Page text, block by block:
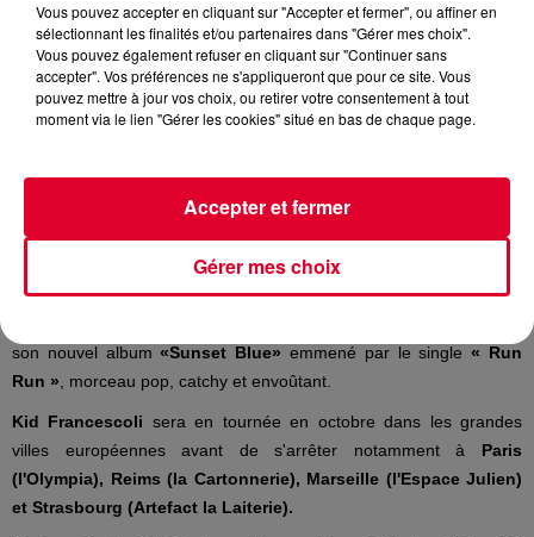
Kid Francescoli
Crédit :
Kid Francescoli
Antoine Badueldans son émission
son nouvel album«Sunset Blue» emmené par le single« Run
Run », morceau pop, catchy et envoûtant.
Kid Francescoli sera en tournée en octobre dans les grandes
villes européennes avant de s'arrêter notamment à Paris
(l'Olympia), Reims (la Cartonnerie), Marseille (l'Espace Julien)
et Strasbourg (Artefact la Laiterie).
Vous pouvez accepter en cliquant sur "Accepter et fermer", ou affiner en
sélectionnant les finalités et/ou partenaires dans "Gérer mes choix".
Vous pouvez également refuser en cliquant sur "Continuer sans
accepter". Vos préférences ne s'appliqueront que pour ce site. Vous
pouvez mettre à jour vos choix, ou retirer votre consentement à tout
moment via le lien "Gérer les cookies" situé en bas de chaque page.
Gérer mes choix
Accepter et fermer